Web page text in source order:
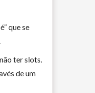
que se
ter slots.
de um